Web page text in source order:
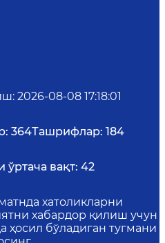
: 2026-08-08 17:18:01
364Ташрифлар: 184
ўртача вақт: 42
хатоликларни
хабардор қилиш учун
ҳосил бўладиган тугмани